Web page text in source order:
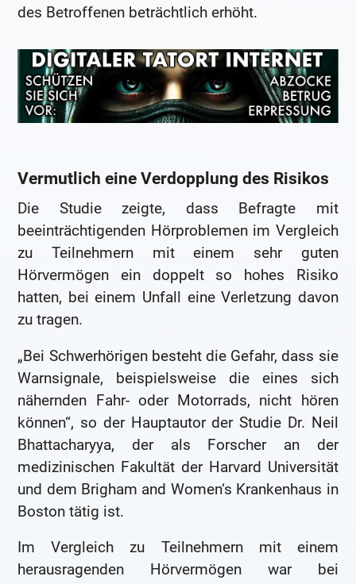
des Betroffenen beträchtlich erhöht.
Vermutlich eine Verdopplung des Risikos
Die Studie zeigte, dass Befragte mit
beeinträchtigenden Hörproblemen im Vergleich
zu Teilnehmern mit einem sehr guten
Hörvermögen ein doppelt so hohes Risiko
hatten, bei einem Unfall eine Verletzung davon
zu tragen.
„Bei Schwerhörigen besteht die Gefahr, dass sie
Warnsignale, beispielsweise die eines sich
nähernden Fahr- oder Motorrads, nicht hören
können“, so der Hauptautor der Studie Dr. Neil
Bhattacharyya, der als Forscher an der
medizinischen Fakultät der Harvard Universität
und dem Brigham and Women‘s Krankenhaus in
Boston tätig ist.
Im Vergleich zu Teilnehmern mit einem
herausragenden Hörvermögen war bei